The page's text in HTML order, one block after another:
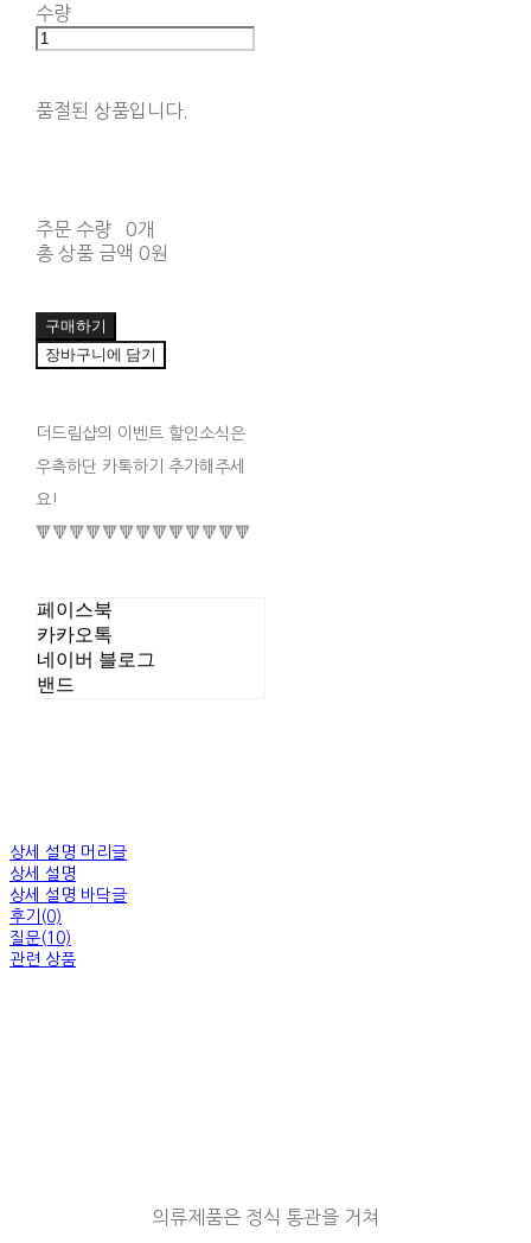
수량
품절된 상품입니다.
주문 수량
0개
총 상품 금액 0원
구매하기
장바구니에 담기
더드림샵의 이벤트 할인소식은
우측하단 카톡하기 추가해주세
요!
🔻🔻🔻🔻🔻🔻🔻🔻🔻🔻🔻🔻🔻
페이스북
카카오톡
네이버 블로그
밴드
상세 설명 머리글
상세 설명
상세 설명 바닥글
후기(0)
질문(10)
관련 상품
의류제품은 정식 통관을 거쳐